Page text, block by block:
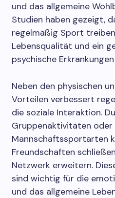
und das allgemeine
Studien haben gezeigt,
regelmäßig Sport
Lebensqualität und ein
psychische
Neben den physischen
Vorteilen verbessert
die soziale Interaktion.
Gruppenaktivitäten oder
Mannschaftssportarten
Freundschaften
Netzwerk erweitern.
sind wichtig für die
und das allgemeine